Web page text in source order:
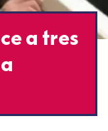
a tres